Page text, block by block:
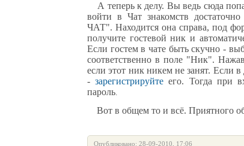
А теперь к делу. Вы ведь сюда
войти в Чат знакомств
ЧАТ". Находится она справа, под
получите гостевой ник и
Если гостем в чате быть скучно -
соответственно в поле "Ник".
если этот ник никем не занят. Если в
-зарегистрируйте его. Тогда при
пароль.
Вот в общем то и всё. Приятного
Опубликовано: 28-09-2010, 17:06